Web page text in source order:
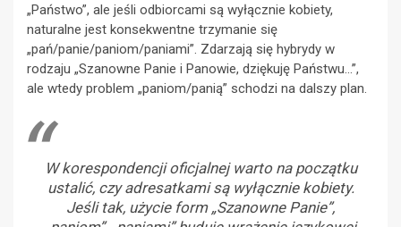
„Państwo”, ale jeśli odbiorcami są wyłącznie kobiety,
naturalne jest konsekwentne trzymanie się
„pań/panie/paniom/paniami”. Zdarzają się hybrydy w
rodzaju „Szanowne Panie i Panowie, dziękuję Państwu…”,
ale wtedy problem „paniom/panią” schodzi na dalszy plan.
W korespondencji oficjalnej warto na początku
ustalić, czy adresatkami są wyłącznie kobiety.
Jeśli tak, użycie form „Szanowne Panie”,